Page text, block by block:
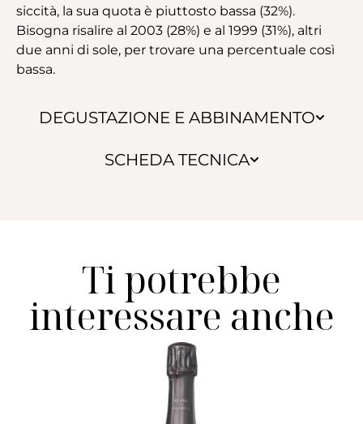
DEGUSTAZIONE E ABBINAMENTO
SCHEDA TECNICA
siccità, la sua quota è piuttosto bassa (32%).
Bisogna risalire al 2003 (28%) e al 1999 (31%), altri
due anni di sole, per trovare una percentuale così
bassa.
Ti potrebbe
interessare anche